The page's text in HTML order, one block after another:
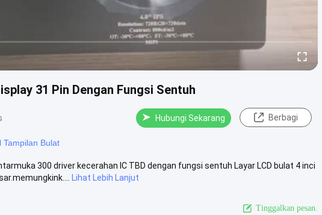
31 Pin Dengan Fungsi Sentuh
Hubungi Sekarang Berbagi
Tampilan Bulat
300 driver kecerahan IC TBD dengan fungsi sentuh Layar LCD bulat 4 inci
Lihat Lebih Lanjut
Tinggalkan pesan.